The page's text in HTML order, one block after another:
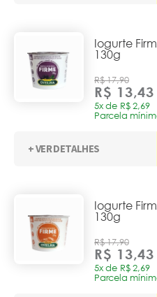
Iogurte
130g
R$ 17,90
R$ 13,43
5x de R$ 2,69
Parcela
+ VER DETALHES
Iogurte
130g
R$ 17,90
R$ 13,43
5x de R$ 2,69
Parcela